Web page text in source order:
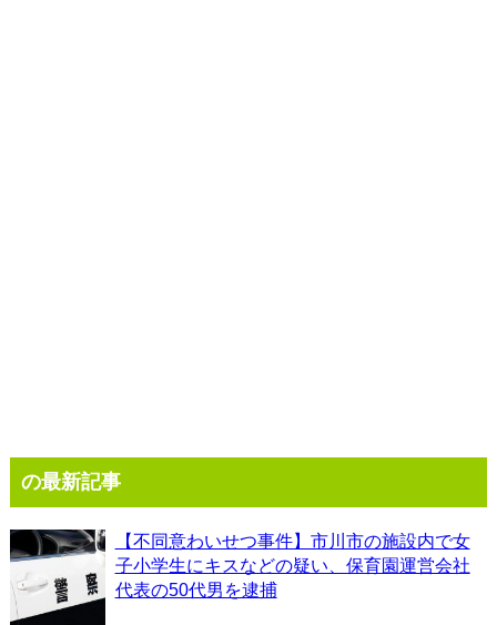
の最新記事
【不同意わいせつ事件】市川市の施設内で女
子小学生にキスなどの疑い、保育園運営会社
代表の50代男を逮捕